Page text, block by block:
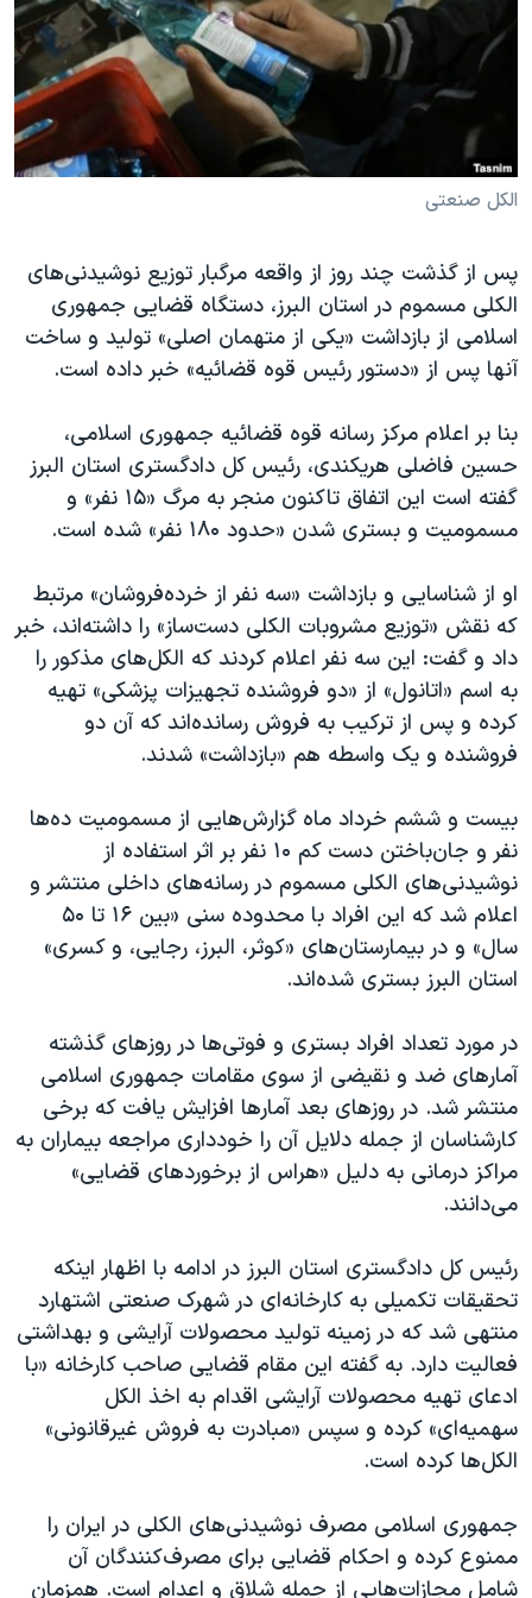
فرهنگ و زندگی
حقوق شهروندی
علم و فناوری
اسرائیل در جنگ
آرشیو پخش زنده
انتخابات ریاست جمهوری آمریکا ۲۰۲۴
حمله جمهوری اسلامی به اسرائیل
رمز مهسا
ورزش زنان در ایران
مجموعه مستندهای دادخواهی
تریبونال مردمی آبان ۹۸
دادگاه حمید نوری
قانون شفافیت دارائی کادر رهبری ایران
اعتراضات مردمی آبان ۹۸
اسرائیل در جنگ
همایش محافظه‌کاران آمریکا «سی‌پک»
صفحه‌های ویژه
سفر پرزیدنت ترامپ به چین
زبانهای مختلف
الکل صنعتی
پس از گذشت چند روز از واقعه مرگبار توزیع نوشیدنی‌های
الکلی مسموم در استان البرز، دستگاه قضایی جمهوری
اسلامی از بازداشت «یکی از متهمان اصلی» تولید و ساخت
آنها پس از «دستور رئیس قوه قضائیه» خبر داده است.
بنا بر اعلام مرکز رسانه قوه قضائیه جمهوری اسلامی،
حسین فاضلی هریکندی، رئیس کل دادگستری استان البرز
گفته است این اتفاق تاکنون منجر به مرگ «۱۵ نفر» و
مسمومیت و بستری شدن «حدود ۱۸۰ نفر» شده است.
او از شناسایی و بازداشت «سه نفر از خرده‌فروشان» مرتبط
که نقش «توزیع مشروبات الکلی دست‌ساز» را داشته‌اند، خبر
داد و گفت: این سه نفر اعلام کردند که الکل‌های مذکور را
به اسم «اتانول» از «دو فروشنده تجهیزات پزشکی» تهیه
کرده و پس از ترکیب به فروش رسانده‌اند که آن دو
فروشنده و یک واسطه هم «بازداشت» شدند.
بیست و ششم خرداد ماه گزارش‌هایی از مسمومیت ده‌ها
نفر و جان‌باختن دست کم ۱۰ نفر بر اثر استفاده از
نوشیدنی‌های الکلی مسموم در رسانه‌های داخلی منتشر و
اعلام شد که این افراد با محدوده سنی «بین ۱۶ تا ۵۰
سال» و در بیمارستان‌های «کوثر، البرز، رجایی، و کسری»
استان البرز بستری شده‌اند.
در مورد تعداد افراد بستری و فوتی‌ها در روزهای گذشته
آمارهای ضد و نقیضی از سوی مقامات جمهوری اسلامی
منتشر شد. در روزهای بعد آمارها افزایش یافت که برخی
کارشناسان از جمله دلایل آن را خودداری مراجعه بیماران به
مراکز درمانی به دلیل «هراس از برخوردهای قضایی»
می‌دانند.
رئیس کل دادگستری استان البرز در ادامه با اظهار اینکه
تحقیقات تکمیلی به کارخانه‌ای در شهرک صنعتی اشتهارد
منتهی شد که در زمینه تولید محصولات آرایشی و بهداشتی
فعالیت دارد. به گفته این مقام قضایی صاحب کارخانه «با
ادعای تهیه محصولات آرایشی اقدام به اخذ الکل
سهمیه‌ای» کرده و سپس «مبادرت به فروش غیرقانونی»
الکل‌ها کرده است.
جمهوری اسلامی مصرف نوشیدنی‌های الکلی در ایران را
ممنوع کرده و احکام قضایی برای مصرف‌کنندگان آن
شامل مجازات‌هایی از جمله شلاق و اعدام است. همزمان